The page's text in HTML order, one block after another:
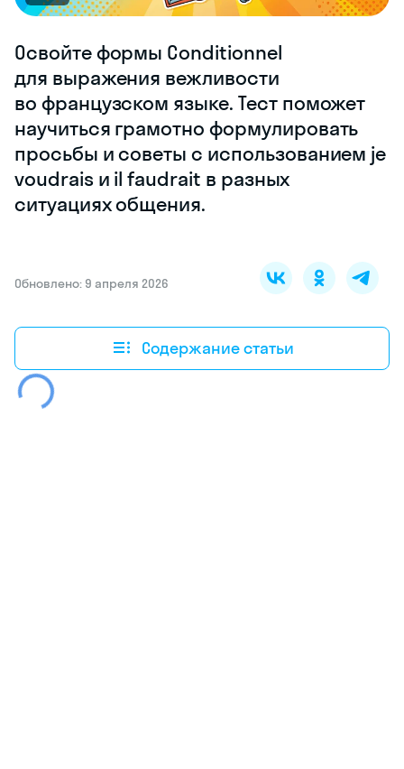
Освойте формы Conditionnel
для выражения вежливости
во французском языке. Тест поможет
научиться грамотно формулировать
просьбы и советы с использованием je
voudrais и il faudrait в разных
ситуациях общения.
Обновлено: 9 апреля 2026
Содержание статьи